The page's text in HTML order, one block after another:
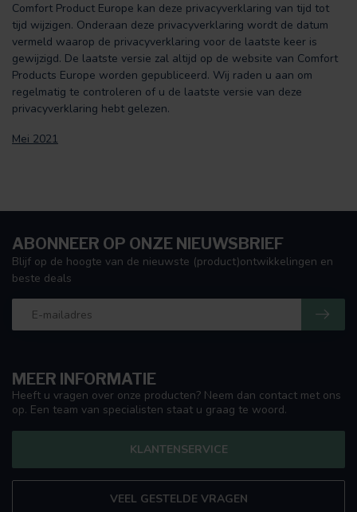
Comfort Product Europe kan deze privacyverklaring van tijd tot
tijd wijzigen. Onderaan deze privacyverklaring wordt de datum
vermeld waarop de privacyverklaring voor de laatste keer is
gewijzigd. De laatste versie zal altijd op de website van Comfort
Products Europe worden gepubliceerd. Wij raden u aan om
regelmatig te controleren of u de laatste versie van deze
privacyverklaring hebt gelezen.
Mei 2021
MEER INFORMATIE
Heeft u vragen over onze producten? Neem dan contact met ons
op. Een team van specialisten staat u graag te woord.
KLANTENSERVICE
VEEL GESTELDE VRAGEN
ABONNEER OP ONZE NIEUWSBRIEF
Blijf op de hoogte van de nieuwste (product)ontwikkelingen en
beste deals